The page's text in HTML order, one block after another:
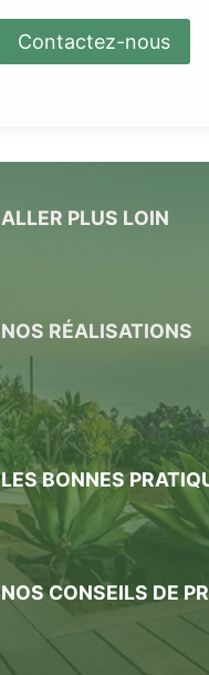
Contactez-nous
ALLER PLUS LOIN
NOS RÉALISATIONS
LES BONNES
NOS CONSEILS DE